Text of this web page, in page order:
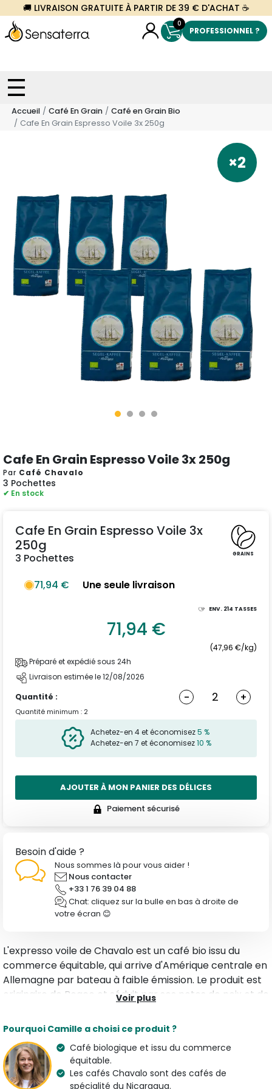
🚚 LIVRAISON GRATUITE À PARTIR DE 39 € D'ACHAT ☕
0
PROFESSIONNEL ?
Accueil Café En Grain
Café en Grain Bio
Cafe En Grain Espresso Voile 3x 250g
×2
Cafe En Grain Espresso Voile 3x 250g
Par Café Chavalo
3 Pochettes
✔ En stock
GRAINS
Cafe En Grain Espresso Voile 3x
250g
3 Pochettes
71,94 €
Une seule livraison
ENV. 214 TASSES
71,94 €
(47,96 €/kg)
Préparé et expédié sous 24h
Livraison estimée le 12/08/2026
Quantité :
- +
Quantité minimum : 2
Achetez-en 4 et économisez5 %
Achetez-en 7 et économisez10 %
AJOUTER À MON PANIER DES DÉLICES
Paiement sécurisé
Besoin d'aide ?
Nous sommes là pour vous aider !
Nous contacter
+33 1 76 39 04 88
Chat: cliquez sur la bulle en bas à droite de
votre écran 😊
L'expresso voile de Chavalo est un café bio issu du
commerce équitable, qui arrive d'Amérique centrale en
Allemagne par bateau à faible émission. Le produit est
originaire de Boaco et séduit par ses notes de noix et de
Caractéristiques
Type
Café en Grain Bio
Arômes
Chocolat chaud & Noix
Variété
Origine
Voir plus
Pourquoi Camille a choisi ce produit ?
Café biologique et issu du commerce
équitable.
Les cafés Chavalo sont des cafés de
spécialité du Nicaragua.